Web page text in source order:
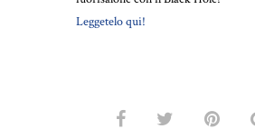
Leggetelo qui!